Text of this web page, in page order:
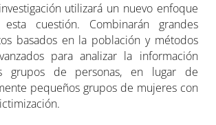
utilizará un nuevo enfoque
cuestión. Combinarán grandes
basados en la población y métodos
para analizar la información
grupos de personas, en lugar de
pequeños grupos de mujeres con